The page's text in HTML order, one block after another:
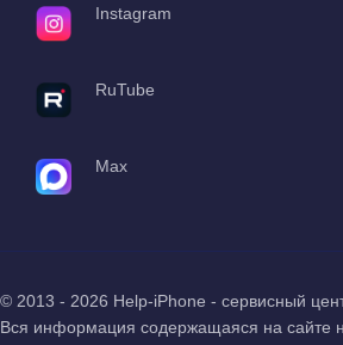
Instagram
RuTube
Max
© 2013 - 2026 Help-iPhone - сервисный
Вся информация содержащаяся на сайте